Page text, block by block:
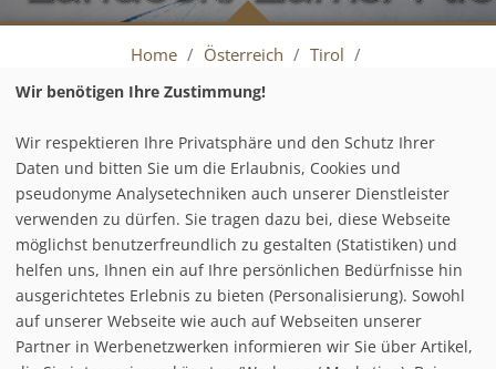
Home / Österreich / Tirol /
Venet - Landeck/Zams/Fließ
interaktiver Pistenplan
Möchten Sie voninteraktive
Wir benötigen Ihre Zustimmung!
Wir respektieren Ihre Privatsphäre und den Schutz Ihrer
Daten und bitten Sie um die Erlaubnis, Cookies und
pseudonyme Analysetechniken auch unserer Dienstleister
verwenden zu dürfen. Sie tragen dazu bei, diese Webseite
möglichst benutzerfreundlich zu gestalten (Statistiken) und
helfen uns, Ihnen ein auf Ihre persönlichen Bedürfnisse hin
ausgerichtetes Erlebnis zu bieten (Personalisierung). Sowohl
auf unserer Webseite wie auch auf Webseiten unserer
Partner in Werbenetzwerken informieren wir Sie über Artikel,